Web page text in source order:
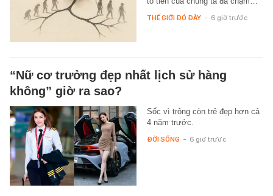
THẾ GIỚI ĐÓ ĐÂY - 6 giờ trước
“Nữ cơ trưởng đẹp nhất lịch sử hàng
không” giờ ra sao?
Sốc vì trông còn trẻ đẹp hơn cả
4 năm trước.
ĐỜI SỐNG - 6 giờ trước